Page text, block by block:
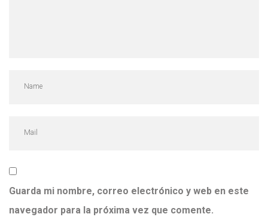
Guarda mi nombre, correo electrónico y web en este
navegador para la próxima vez que comente.